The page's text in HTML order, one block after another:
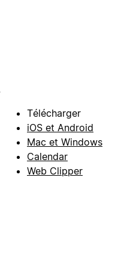
Télécharger
iOS et Android
Mac et Windows
Calendar
Web Clipper